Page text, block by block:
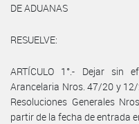
DE ADUANAS
RESUELVE:
ARTÍCULO 1°.- Dejar sin
Arancelaria Nros. 47/20 y
Resoluciones Generales
partir de la fecha de entrada